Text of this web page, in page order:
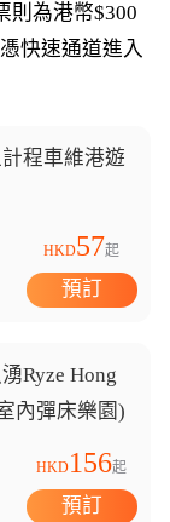
則為港幣$300
快速通道進入
程車維港遊
HKD57起
預訂
Ryze Hong
內彈床樂園)
HKD156起
預訂